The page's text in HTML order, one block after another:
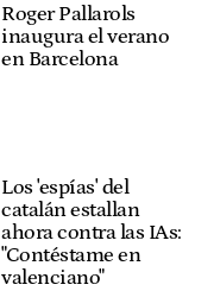
Roger Pallarols
inaugura el verano
en Barcelona
Los 'espías' del
catalán estallan
ahora contra las IAs:
"Contéstame en
valenciano"